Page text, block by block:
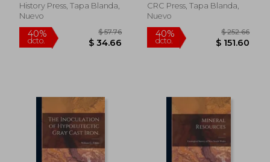
History Press, Tapa Blanda,
Nuevo
CRC Press, Tapa Blanda,
Nuevo